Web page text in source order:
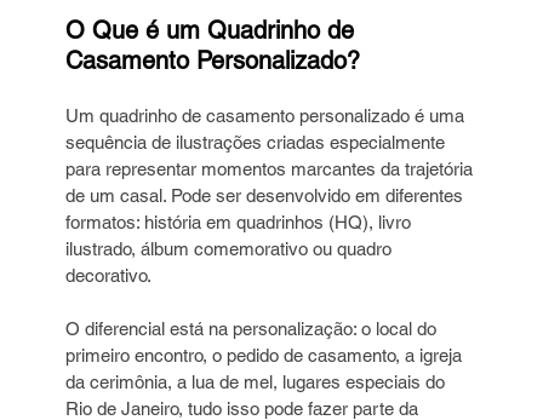
O Que é um Quadrinho de
Casamento Personalizado?
Um quadrinho de casamento personalizado é uma
sequência de ilustrações criadas especialmente
para representar momentos marcantes da trajetória
de um casal. Pode ser desenvolvido em diferentes
formatos: história em quadrinhos (HQ), livro
ilustrado, álbum comemorativo ou quadro
decorativo.
O diferencial está na personalização: o local do
primeiro encontro, o pedido de casamento, a igreja
da cerimônia, a lua de mel, lugares especiais do
Rio de Janeiro, tudo isso pode fazer parte da